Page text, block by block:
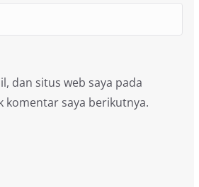
dan situs web saya pada
komentar saya berikutnya.